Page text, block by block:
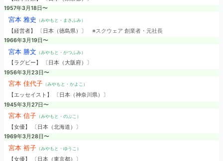
1957年3月18日〜
宮本 雅史 （みやもと・まさふみ）
【経営者】 〔日本（徳島県）〕 ※スクウェア 創業者・元社長
1966年3月19日〜
宮本 勝文 （みやもと・かつふみ）
【ラグビー】 〔日本（大阪府）〕
1956年3月23日〜
宮本 佳代子（みやもと・かよこ）
【エッセイスト】 〔日本（神奈川県）〕
1945年3月27日〜
宮本 信子（みやもと・のぶこ）
【女優】 〔日本（北海道）〕
1969年3月28日〜
宮本 裕子（みやもと・ゆうこ）
【女優】 〔日本（東京都）〕